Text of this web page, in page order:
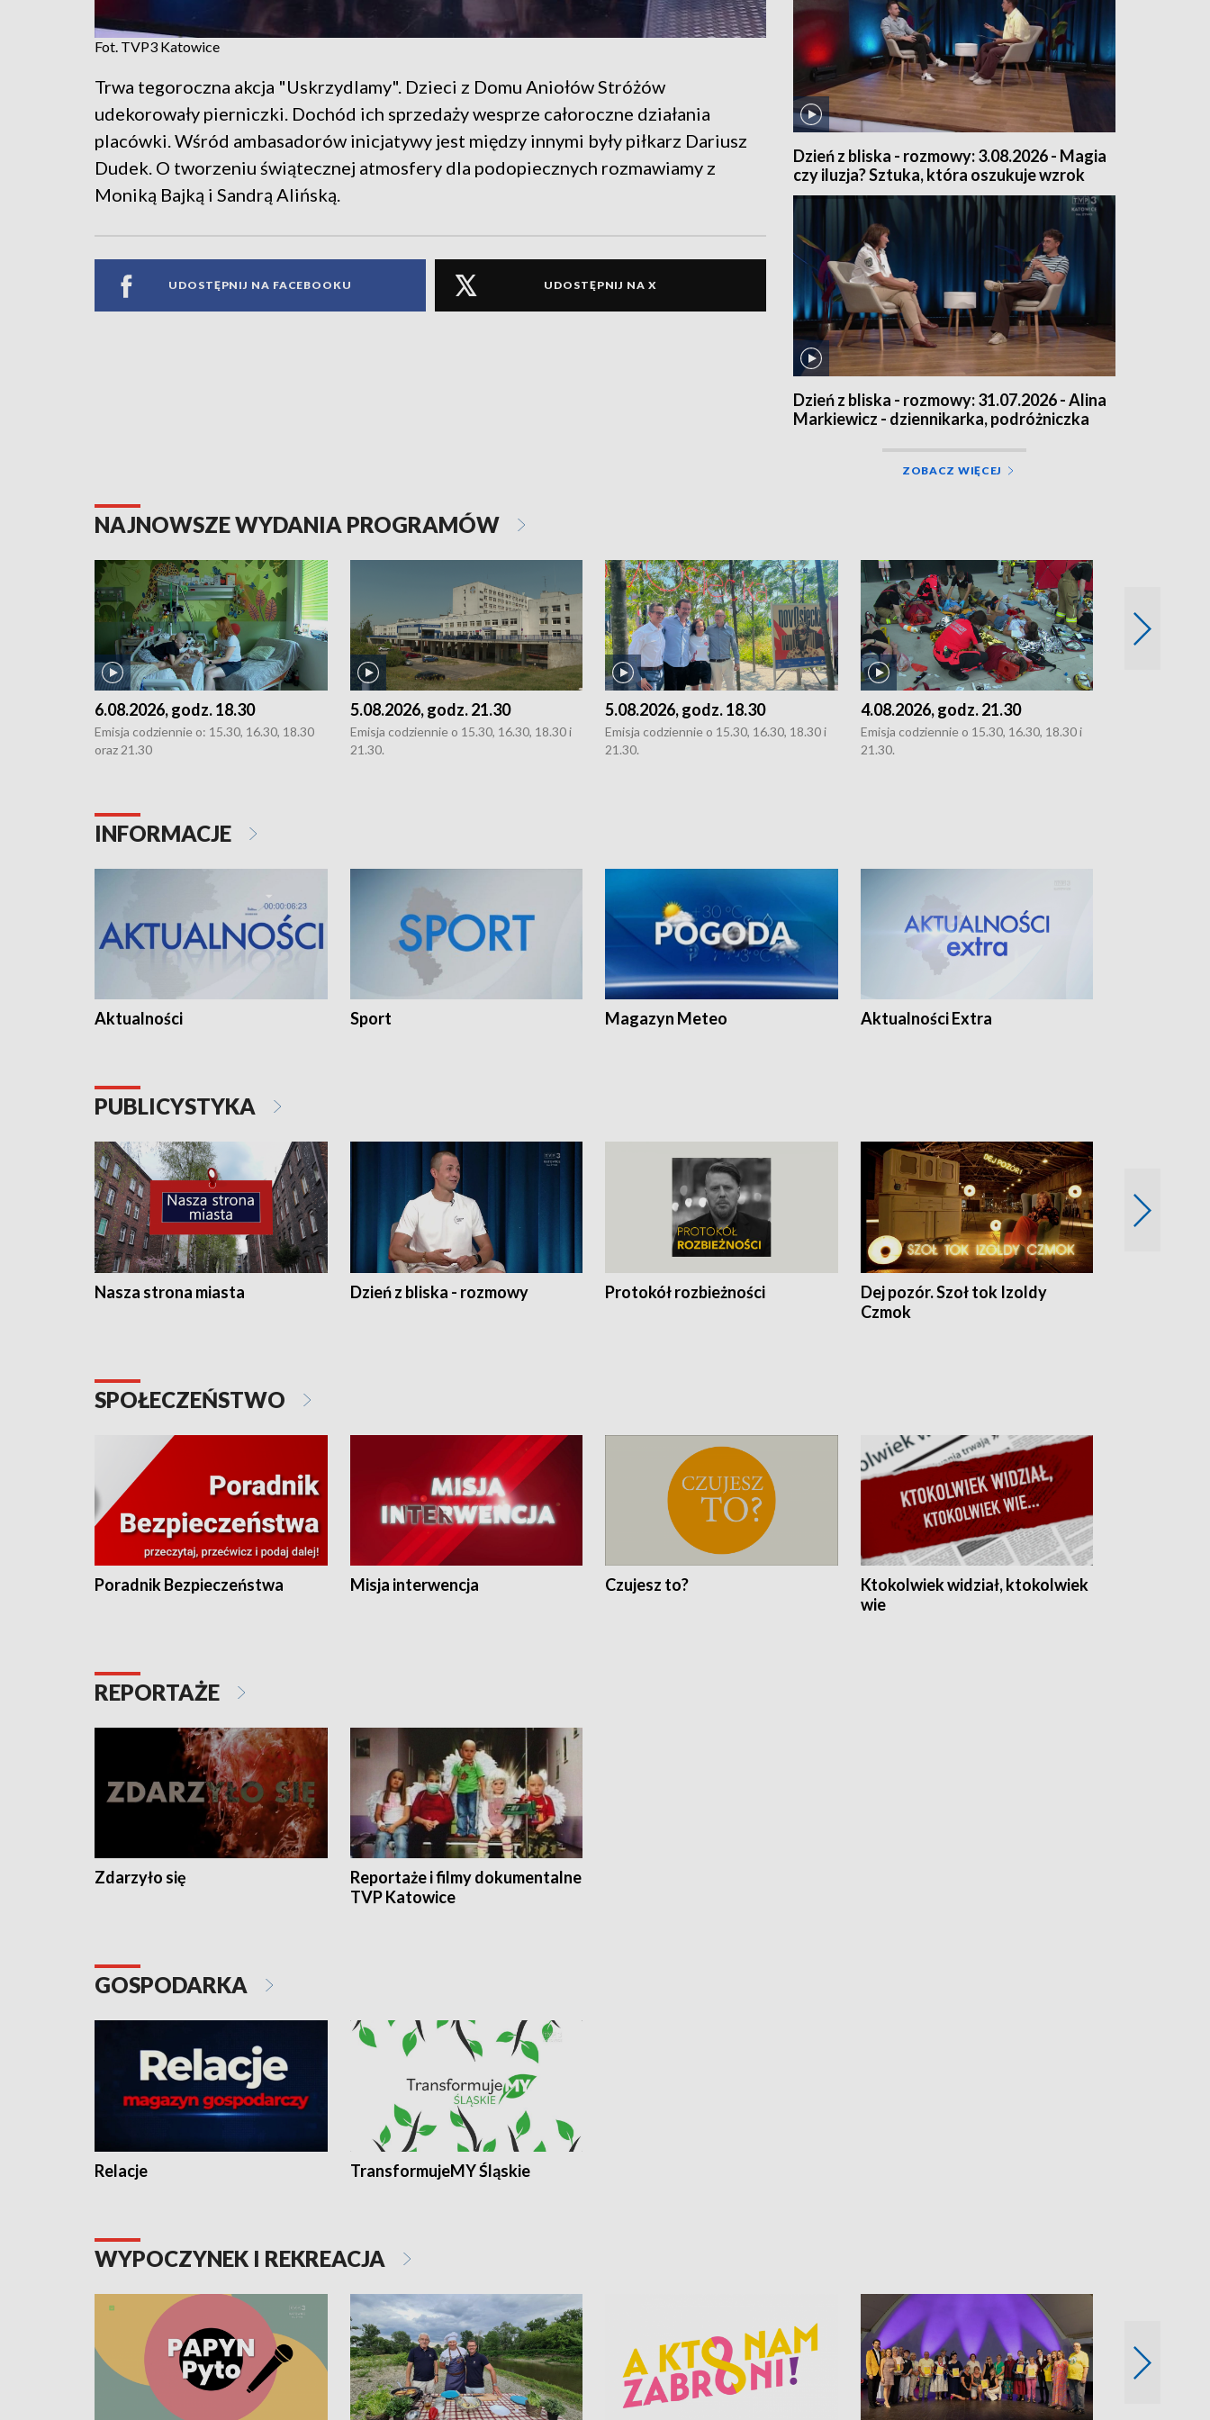
Fot. TVP3 Katowice
Trwa tegoroczna akcja "Uskrzydlamy". Dzieci z Domu Aniołów Stróżów
udekorowały pierniczki. Dochód ich sprzedaży wesprze całoroczne działania
placówki. Wśród ambasadorów inicjatywy jest między innymi były piłkarz Dariusz
Dudek. O tworzeniu świątecznej atmosfery dla podopiecznych rozmawiamy z
Moniką Bajką i Sandrą Alińską.
UDOSTĘPNIJ NA FACEBOOKU UDOSTĘPNIJ NA X
Dzień z bliska - rozmowy: 3.08.2026 - Magia
czy iluzja? Sztuka, która oszukuje wzrok
Dzień z bliska - rozmowy: 31.07.2026 - Alina
Markiewicz - dziennikarka, podróżniczka
ZOBACZ WIĘCEJ
NAJNOWSZE WYDANIA PROGRAMÓW
6.08.2026, godz. 18.30
Emisja codziennie o: 15.30, 16.30, 18.30
oraz 21.30
5.08.2026, godz. 21.30
Emisja codziennie o 15.30, 16.30, 18.30 i
21.30.
5.08.2026, godz. 18.30
Emisja codziennie o 15.30, 16.30, 18.30 i
21.30.
4.08.2026, godz. 21.30
Emisja codziennie o 15.30, 16.30, 18.30 i
21.30.
INFORMACJE
Aktualności Sport Magazyn Meteo Aktualności Extra
PUBLICYSTYKA
Nasza strona miasta Dzień z bliska - rozmowy Protokół rozbieżności
Dej pozór. Szoł tok Izoldy
Czmok
SPOŁECZEŃSTWO
Poradnik Bezpieczeństwa Misja interwencja Czujesz to?
Ktokolwiek widział, ktokolwiek
wie
REPORTAŻE
Zdarzyło się
Reportaże i filmy dokumentalne
TVP Katowice
GOSPODARKA
Relacje TransformujeMY Śląskie
WYPOCZYNEK I REKREACJA